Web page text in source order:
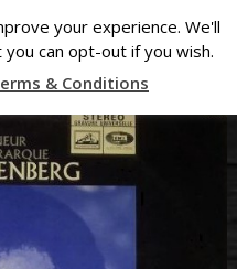
your experience. We'll
can opt-out if you wish.
& Conditions